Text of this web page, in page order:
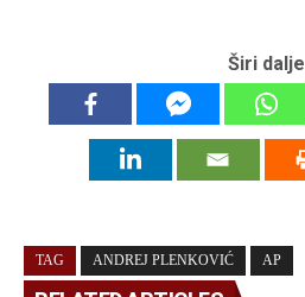
Širi dalje
TAG ANDREJ PLENKOVIĆ AP